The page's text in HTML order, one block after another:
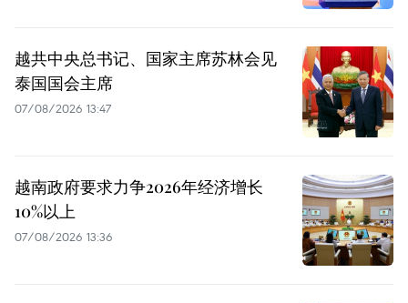
越共中央总书记、国家主席苏林会见
泰国国会主席
07/08/2026 13:47
越南政府要求力争2026年经济增长
10%以上
07/08/2026 13:36